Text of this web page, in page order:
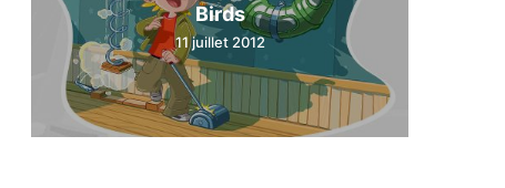
Birds
11 juillet 2012